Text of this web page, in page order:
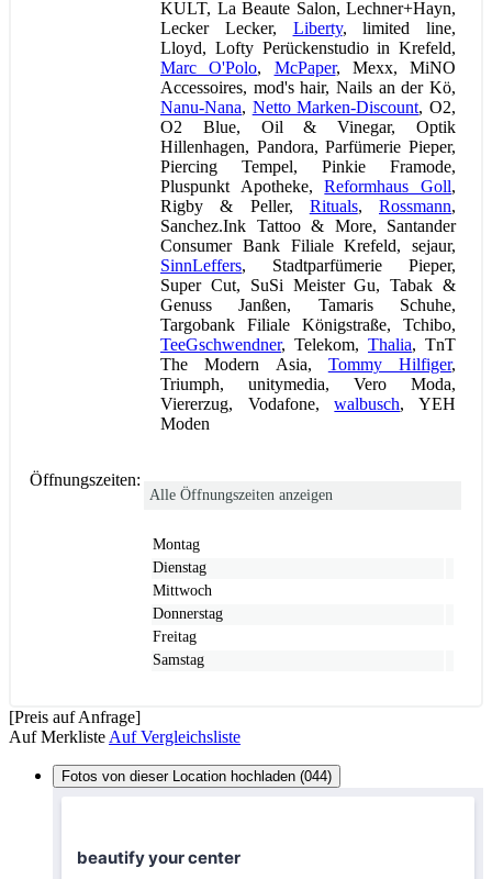
KULT, La Beaute Salon, Lechner+Hayn,
Lecker Lecker, Liberty, limited line,
Lloyd, Lofty Perückenstudio in Krefeld,
Marc O'Polo, McPaper, Mexx, MiNO
Accessoires, mod's hair, Nails an der Kö,
Nanu-Nana, Netto Marken-Discount, O2,
O2 Blue, Oil & Vinegar, Optik
Hillenhagen, Pandora, Parfümerie Pieper,
Piercing Tempel, Pinkie Framode,
Pluspunkt Apotheke,Reformhaus Goll,
Rigby & Peller, Rituals, Rossmann,
Sanchez.Ink Tattoo & More, Santander
Consumer Bank Filiale Krefeld, sejaur,
SinnLeffers, Stadtparfümerie Pieper,
Super Cut, SuSi Meister Gu, Tabak &
Genuss Janßen, Tamaris Schuhe,
Targobank Filiale Königstraße, Tchibo,
TeeGschwendner, Telekom, Thalia, TnT
The Modern Asia, Tommy Hilfiger,
Triumph, unitymedia, Vero Moda,
Viererzug, Vodafone,walbusch, YEH
Moden
Öffnungszeiten:
Alle Öffnungszeiten anzeigen
Montag
Dienstag
Mittwoch
Donnerstag
Freitag
Samstag
[Preis auf Anfrage]
Auf Merkliste Auf Vergleichsliste
Fotos von dieser Location hochladen (044)